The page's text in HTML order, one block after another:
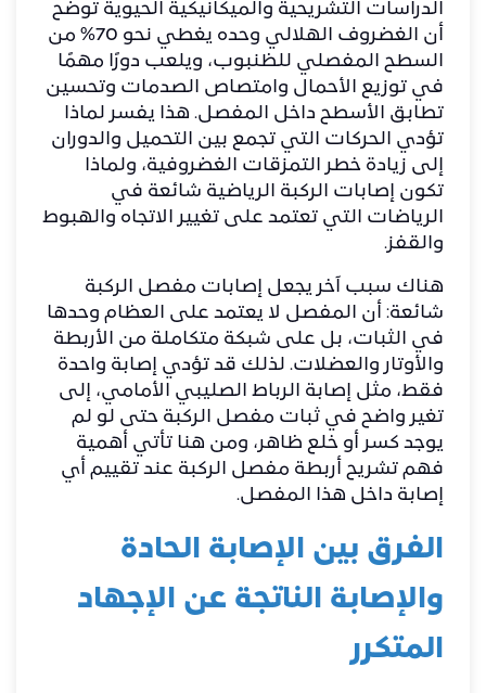
الدراسات التشريحية والميكانيكية الحيوية توضح
أن الغضروف الهلالي وحده يغطي نحو 70% من
السطح المفصلي للظنبوب، ويلعب دورًا مهمًا
في توزيع الأحمال وامتصاص الصدمات وتحسين
تطابق الأسطح داخل المفصل. هذا يفسر لماذا
تؤدي الحركات التي تجمع بين التحميل والدوران
إلى زيادة خطر التمزقات الغضروفية، ولماذا
تكون إصابات الركبة الرياضية شائعة في
الرياضات التي تعتمد على تغيير الاتجاه والهبوط
والقفز.
هناك سبب آخر يجعل إصابات مفصل الركبة
شائعة: أن المفصل لا يعتمد على العظام وحدها
في الثبات، بل على شبكة متكاملة من الأربطة
والأوتار والعضلات. لذلك قد تؤدي إصابة واحدة
فقط، مثل إصابة الرباط الصليبي الأمامي، إلى
تغير واضح في ثبات مفصل الركبة حتى لو لم
يوجد كسر أو خلع ظاهر، ومن هنا تأتي أهمية
فهم تشريح أربطة مفصل الركبة عند تقييم أي
إصابة داخل هذا المفصل.
الفرق بين الإصابة الحادة
والإصابة الناتجة عن الإجهاد
المتكرر